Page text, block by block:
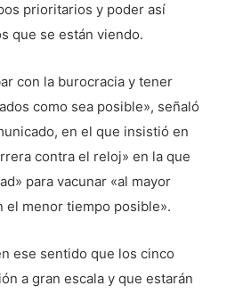
prioritarios y poder así
que se están viendo.
con la burocracia y tener
como sea posible», señaló
en el que insistió en
contra el reloj» en la que
para vacunar «al mayor
el menor tiempo posible».
ese sentido que los cinco
a gran escala y que estarán